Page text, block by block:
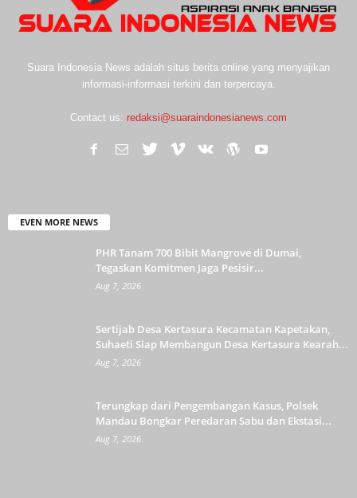
Suara Indonesia News adalah situs berita online yang menyajikan
informasi-informasi terkini dan terpercaya.
Contact us: redaksi@suaraindonesianews.com
EVEN MORE NEWS
PHR Tanam 700 Bibit Mangrove di Dumai,
Tegaskan Komitmen Jaga Pesisir...
Aug 7, 2026
Sertijab Desa Kertasura Kecamatan Kapetakan,
Suhaeti Siap Membangun Desa Kertasura Kearah...
Aug 7, 2026
Terungkap dari Pengembangan Kasus, Polsek
Mandau Bongkar Peredaran Sabu dan Ekstasi...
Aug 7, 2026